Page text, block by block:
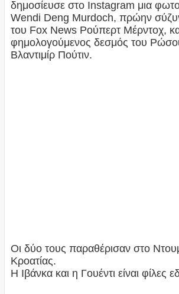
δημοσίευσε στο Instagram μια
Wendi Deng Murdoch, πρώην
του Fox News Ρούπερτ Μέρντοχ,
φημολογούμενος δεσμός του
Βλαντιμίρ Πούτιν.
Οι δύο τους παραθέρισαν στο
Κροατίας.
Η Ιβάνκα και η Γουέντι είναι φίλες